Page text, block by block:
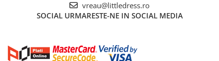
vreau@littledress.ro
SOCIAL URMARESTE-NE IN SOCIAL MEDIA